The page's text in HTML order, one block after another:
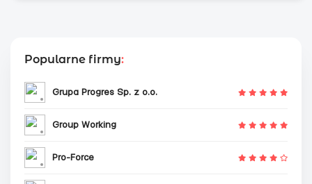
Popularne firmy:
Grupa Progres Sp. z o.o.
Group Working
Pro-Force